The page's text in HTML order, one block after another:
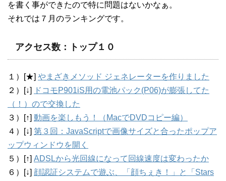
を書く事ができたので特に問題はないかなぁ。
それでは７月のランキングです。
アクセス数：トップ１０
１）[★] やまざきメソッド ジェネレーターを作りました
２）[↓]
ドコモP901iS用の電池パック(P06)が膨張してた
（！）ので交換した
３）[↑] 動画を楽しもう！（MacでDVDコピー編）
４）[↓] 第３回：JavaScriptで画像サイズと合ったポップア
ップウィンドウを開く
５）[↑] ADSLから光回線になって回線速度は変わったか
６）[↓] 顔認証システムで遊ぶ、「顔ちぇき！」と「Stars